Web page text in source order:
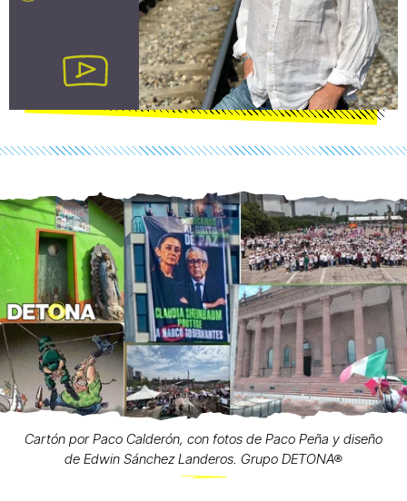
Cartón por Paco Calderón, con fotos de Paco Peña y diseño
de Edwin Sánchez Landeros. Grupo DETONA®